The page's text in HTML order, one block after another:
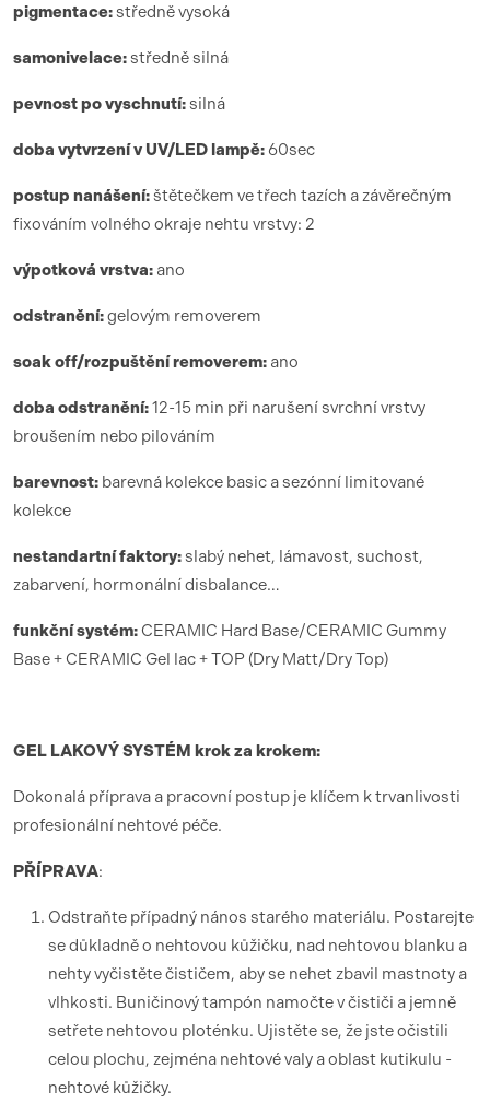
pigmentace:středně vysoká
samonivelace:středně silná
pevnost po vyschnutí:silná
doba vytvrzenív UV/LED lampě:60sec
postup nanášení:štětečkem ve třech tazích a závěrečným
fixováním volného okraje nehtu vrstvy: 2
výpotková vrstva: ano
odstranění:gelovým removerem
soak off/rozpuštění removerem: ano
doba odstranění:12-15 min při narušení svrchní vrstvy
broušením nebo pilováním
barevnost: barevná kolekce basic a sezónní limitované
kolekce
nestandartní faktory:slabý nehet, lámavost, suchost,
zabarvení, hormonální disbalance…
funkční systém:CERAMIC Hard Base/CERAMIC Gummy
Base + CERAMIC Gel lac + TOP (Dry Matt/Dry Top)
GEL LAKOVÝ SYSTÉM krok za krokem:
Dokonalá příprava a pracovní postup je klíčem k trvanlivosti
profesionální nehtové péče.
PŘÍPRAVA:
Odstraňte případný nános starého materiálu. Postarejte
se důkladně o nehtovou kůžičku, nad nehtovou blanku a
nehty vyčistěte čističem, aby se nehet zbavil mastnoty a
vlhkosti. Buničinový tampón namočte v čističi a jemně
setřete nehtovou ploténku. Ujistěte se, že jste očistili
celou plochu, zejména nehtové valy a oblast kutikulu -
nehtové kůžičky.